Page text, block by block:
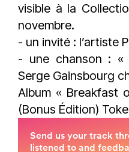
visible à la
novembre.
- un invité : l’artiste
- une chanson :
Serge Gainsbourg
Album « Breakfast
(Bonus Édition)